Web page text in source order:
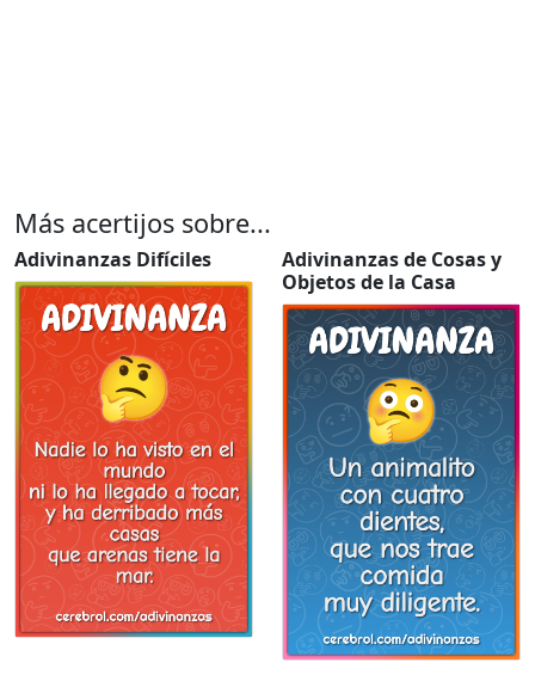
Más acertijos sobre...
Adivinanzas Difíciles
Adivinanzas de Cosas y
Objetos de la Casa